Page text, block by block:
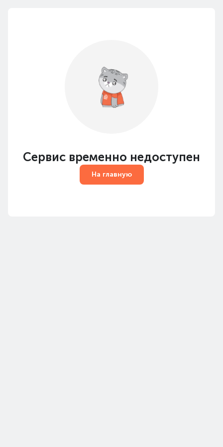
Сервис временно недоступен
На главную